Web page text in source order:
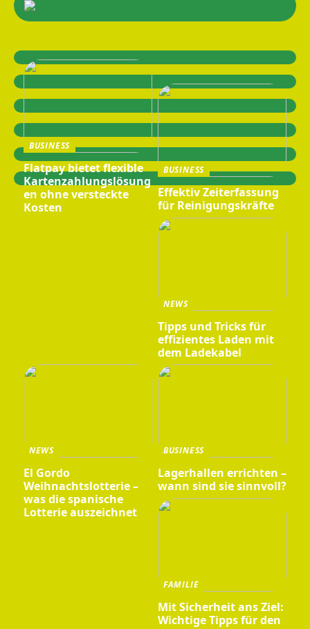
BUSINESS
Flatpay bietet flexible
Kartenzahlungslösung
en ohne versteckte
Kosten
BUSINESS
Effektiv Zeiterfassung
für Reinigungskräfte
NEWS
Tipps und Tricks für
effizientes Laden mit
dem Ladekabel
NEWS
El Gordo
Weihnachtslotterie –
was die spanische
Lotterie auszeichnet
BUSINESS
Lagerhallen errichten –
wann sind sie sinnvoll?
FAMILIE
Mit Sicherheit ans Ziel:
Wichtige Tipps für den